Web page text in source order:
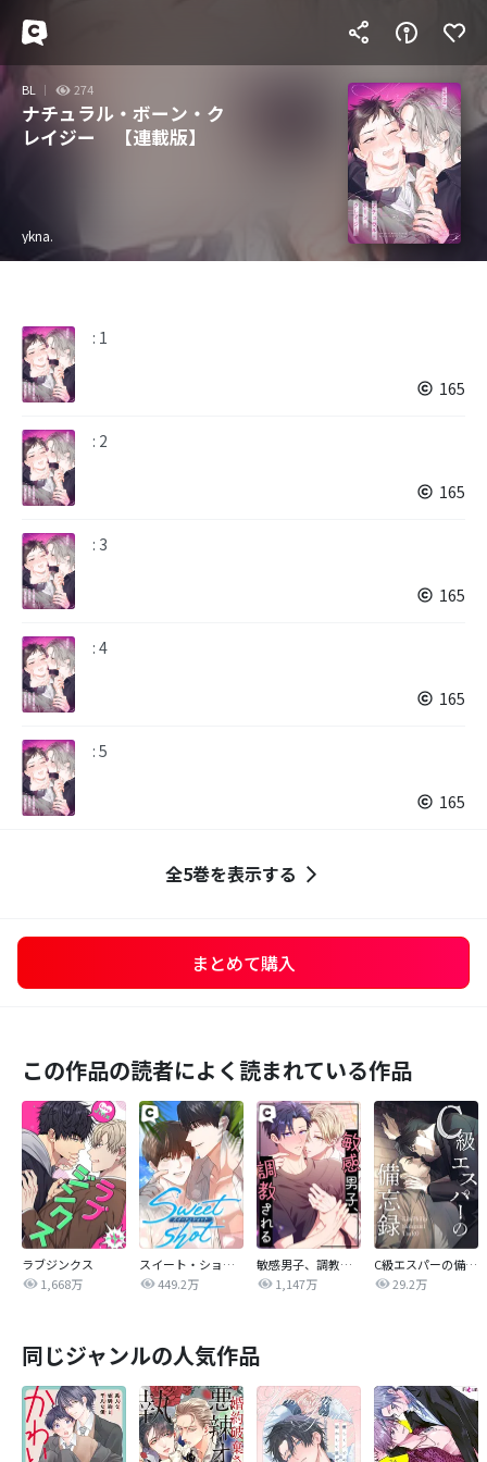
BL 274
ナチュラル・ボーン・ク
レイジー 【連載版】
ykna.
: 1
165
: 2
165
: 3
165
: 4
165
: 5
165
全5巻を表示する
まとめて購入
この作品の読者によく読まれている作品
ラブジンクス
1,668万
スイート・ショット
449.2万
敏感男子、調教される
1,147万
C級エスパーの備忘録
29.2万
同じジャンルの人気作品